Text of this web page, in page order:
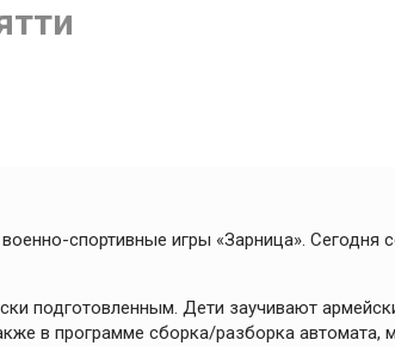
спортивные игры «Зарница». Сегодня
подготовленным. Дети заучивают
в программе сборка/разборка автомата,